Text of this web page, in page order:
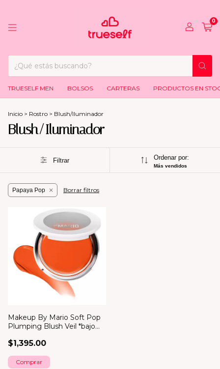
0
TRUESELF MEN BOLSOS CARTERAS PRODUCTOS EN
Inicio > Rostro > Blush/Iluminador
Blush/Iluminador
Filtrar Ordenar por:
Más vendidos
Papaya Pop Borrar filtros
Makeup By Mario Soft Pop
Plumping Blush Veil *bajo
$1,395.00
Comprar